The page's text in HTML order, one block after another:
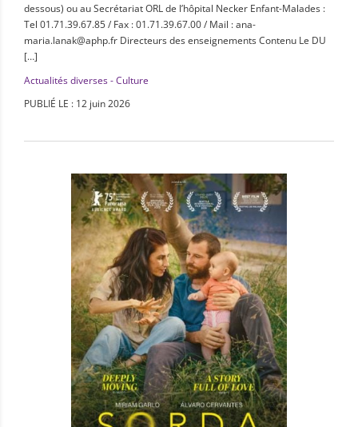
dessous) ou au Secrétariat ORL de l’hôpital Necker Enfant-Malades :
Tel 01.71.39.67.85 / Fax : 01.71.39.67.00 / Mail : ana-
maria.lanak@aphp.fr Directeurs des enseignements Contenu Le DU
[…]
Actualités diverses - Culture
PUBLIÉ LE : 12 juin 2026